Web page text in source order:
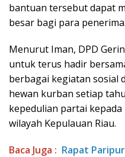
bantuan tersebut dapat
besar bagi para penerima.
Menurut Iman, DPD
untuk terus hadir
berbagai kegiatan sosial
hewan kurban setiap
kepedulian partai
wilayah Kepulauan Riau.
Baca Juga : Rapat